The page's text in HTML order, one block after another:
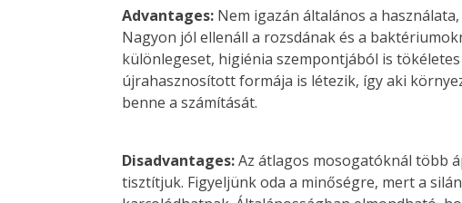
Advantages: Nem igazán általános a
Nagyon jól ellenáll a rozsdának és a
különlegeset, higiénia szempontjából is
újrahasznosított formája is létezik, így aki
benne a számítását.
Disadvantages:Az átlagos mosogatóknál több
tisztítjuk. Figyeljünk oda a minőségre, mert a